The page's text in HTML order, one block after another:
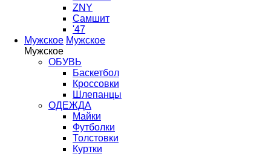
ZNY
Самшит
'47
Мужское Мужское
Мужское
ОБУВЬ
Баскетбол
Кроссовки
Шлепанцы
ОДЕЖДА
Майки
Футболки
Толстовки
Куртки